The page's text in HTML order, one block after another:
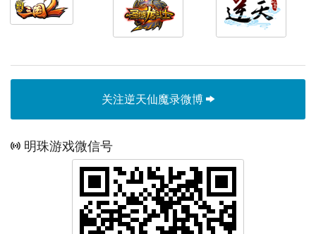
关注逆天仙魔录微博
明珠游戏微信号